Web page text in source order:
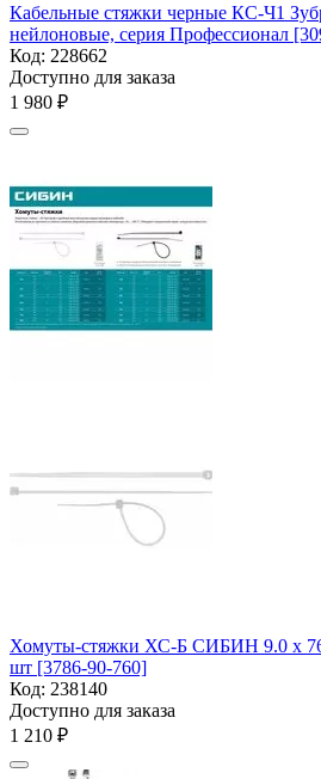
Кабельные стяжки черные КС-Ч1
нейлоновые, серия Профессионал
Код: 228662
Доступно для заказа
1 980 ₽
Хомуты-стяжки ХС-Б СИБИН 9.0 х
шт [3786-90-760]
Код: 238140
Доступно для заказа
1 210 ₽